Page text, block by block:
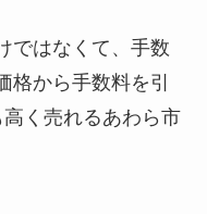
ではなくて、手数
から手数料を引
く売れるあわら市